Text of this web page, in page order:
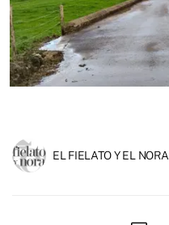
EL FIELATO Y EL NORA